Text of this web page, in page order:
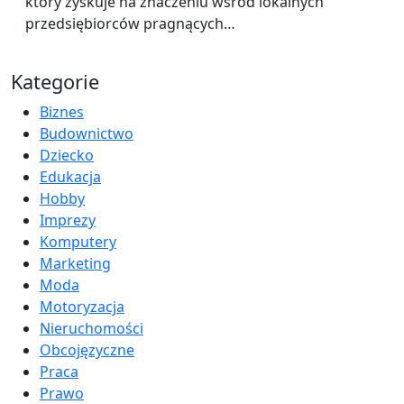
przedsiębiorców pragnących…
Kategorie
Biznes
Budownictwo
Dziecko
Edukacja
Hobby
Imprezy
Komputery
Marketing
Moda
Motoryzacja
Nieruchomości
Obcojęzyczne
Praca
Prawo